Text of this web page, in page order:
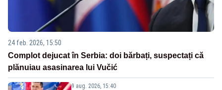
24 feb. 2026, 15:50
Complot dejucat în Serbia: doi bărbați, suspectați că
plănuiau asasinarea lui Vučić
9 aug. 2026, 15:40